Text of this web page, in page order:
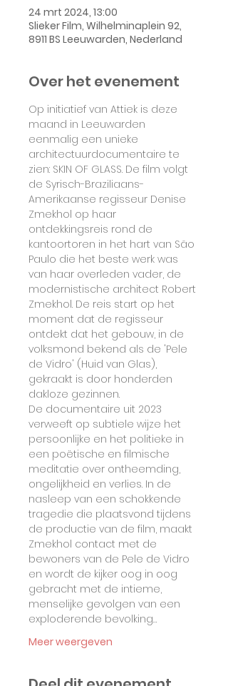
24 mrt 2024, 13:00
Slieker Film, Wilhelminaplein 92,
8911 BS Leeuwarden, Nederland
Over het evenement
Op initiatief van Attiek is deze
maand in Leeuwarden
eenmalig een unieke
architectuurdocumentaire te
zien: SKIN OF GLASS. De film volgt
de Syrisch-Braziliaans-
Amerikaanse regisseur Denise
Zmekhol op haar
ontdekkingsreis rond de
kantoortoren in het hart van São
Paulo die het beste werk was
van haar overleden vader, de
modernistische architect Robert
Zmekhol. De reis start op het
moment dat de regisseur
ontdekt dat het gebouw, in de
volksmond bekend als de 'Pele
de Vidro' (Huid van Glas),
gekraakt is door honderden
dakloze gezinnen.
De documentaire uit 2023
verweeft op subtiele wijze het
persoonlijke en het politieke in
een poëtische en filmische
meditatie over ontheemding,
ongelijkheid en verlies. In de
nasleep van een schokkende
tragedie die plaatsvond tijdens
de productie van de film, maakt
Zmekhol contact met de
bewoners van de Pele de Vidro
en wordt de kijker oog in oog
gebracht met de intieme,
menselijke gevolgen van een
exploderende bevolking…
Meer weergeven